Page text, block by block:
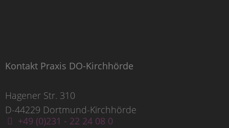
Kontakt Praxis DO-Kirchhörde
Hagener Str. 310
D-44229 Dortmund-Kirchhörde
+49 (0)231 - 22 24 08 0